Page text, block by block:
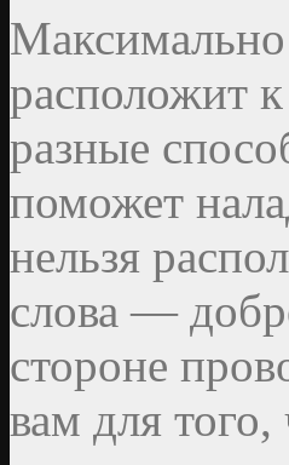
Максимально
расположит
разные
поможет
нельзя
слова —
стороне
вам для